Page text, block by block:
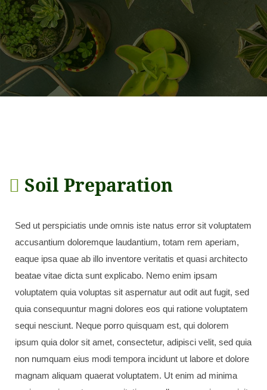
Soil Preparation
Sed ut perspiciatis unde omnis iste natus error sit voluptatem
accusantium doloremque laudantium, totam rem aperiam,
eaque ipsa quae ab illo inventore veritatis et quasi architecto
beatae vitae dicta sunt explicabo. Nemo enim ipsam
voluptatem quia voluptas sit aspernatur aut odit aut fugit, sed
quia consequuntur magni dolores eos qui ratione voluptatem
sequi nesciunt. Neque porro quisquam est, qui dolorem
ipsum quia dolor sit amet, consectetur, adipisci velit, sed quia
non numquam eius modi tempora incidunt ut labore et dolore
magnam aliquam quaerat voluptatem. Ut enim ad minima